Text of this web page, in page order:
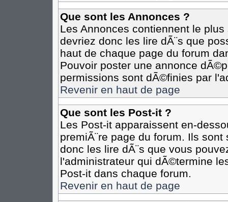
Que sont les Annonces ?
Les Annonces contiennent le
devriez donc les lire dÃ¨s que
haut de chaque page du forum
Pouvoir poster une annonce
permissions sont dÃ©finies par
Revenir en haut de page
Que sont les Post-it ?
Les Post-it apparaissent en-
premiÃ¨re page du forum. Ils
donc les lire dÃ¨s que vous
l'administrateur qui dÃ©termine
Post-it dans chaque forum.
Revenir en haut de page